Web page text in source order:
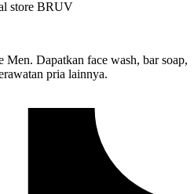
store BRUV
Dapatkan face wash, bar soap,
pria lainnya.